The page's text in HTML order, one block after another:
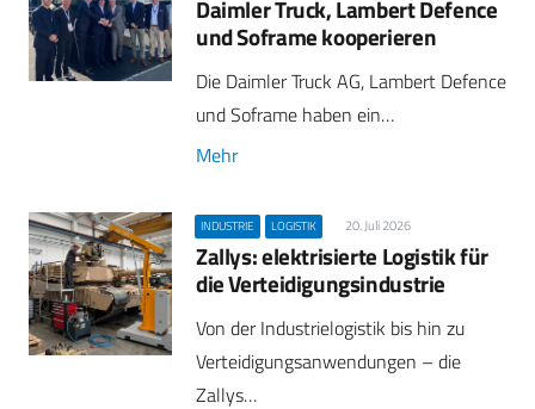
Daimler Truck, Lambert Defence
und Soframe kooperieren
Die Daimler Truck AG, Lambert Defence
und Soframe haben ein…
Mehr
INDUSTRIE LOGISTIK 20. Juli 2026
Zallys: elektrisierte Logistik für
die Verteidigungsindustrie
Von der Industrielogistik bis hin zu
Verteidigungsanwendungen – die
Zallys…